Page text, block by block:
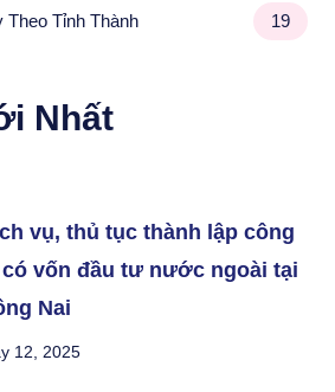
Theo Tỉnh Thành 19
Nhất
vụ, thủ tục thành lập công
vốn đầu tư nước ngoài tại
Nai
12, 2025